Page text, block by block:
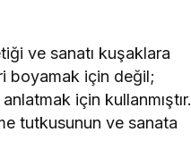
ve sanatı kuşaklara
boyamak için değil;
için kullanmıştır.
tutkusunun ve sanata